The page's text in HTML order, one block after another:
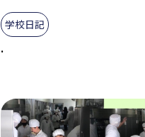
学校日記
.